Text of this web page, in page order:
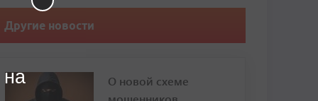
Другие новости
О новой схеме